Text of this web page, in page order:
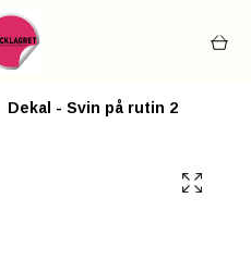
Dekal - Svin på rutin 2